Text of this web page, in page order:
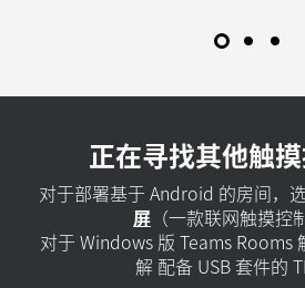
正在寻找其他触摸
对于部署基于 Android 的房间，
屏 （一款联网触摸控
对于 Windows 版 Teams Rooms
解 配备 USB 套件的